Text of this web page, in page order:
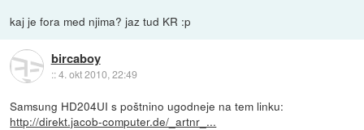
kaj je fora med njima? jaz tud KR :p
bircaboy
::4. okt 2010, 22:49
Samsung HD204UI s poštnino ugodneje na tem linku:
http://direkt.jacob-computer.de/_artnr_...